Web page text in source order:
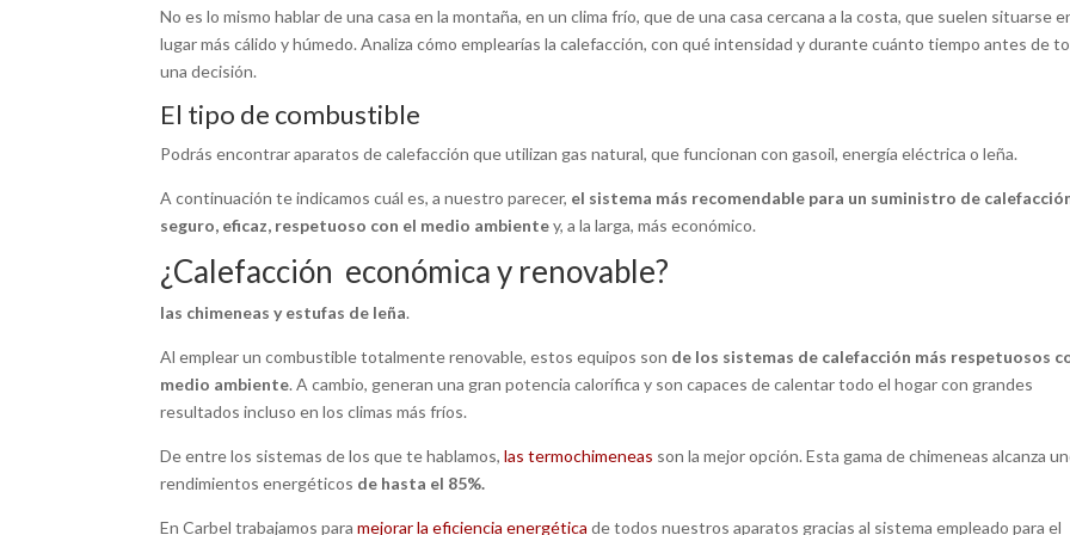
No es lo mismo hablar de una casa en la montaña, en un clima frío, que de una casa cercana a la costa, que suelen situarse
lugar más cálido y húmedo. Analiza cómo emplearías la calefacción, con qué intensidad y durante cuánto tiempo antes de
una decisión.
El tipo de combustible
Podrás encontrar aparatos de calefacción que utilizan gas natural, que funcionan con gasoil, energía eléctrica o leña.
A continuación te indicamos cuál es, a nuestro parecer, el sistema más recomendable para un suministro de
seguro, eficaz, respetuoso con el medio ambientey, a la larga, más económico.
¿Calefacción económica y renovable?
las chimeneas y estufas de leña.
Al emplear un combustible totalmente renovable, estos equipos son de los sistemas de calefacción más respetuosos
medio ambiente. A cambio, generan una gran potencia calorífica y son capaces de calentar todo el hogar con grandes
resultados incluso en los climas más fríos.
De entre los sistemas de los que te hablamos,las termochimeneas son la mejor opción. Esta gama de chimeneas alcanza
rendimientos energéticos de hasta el 85%.
En Carbel trabajamos paramejorar la eficiencia energética de todos nuestros aparatos gracias al sistema empleado para el